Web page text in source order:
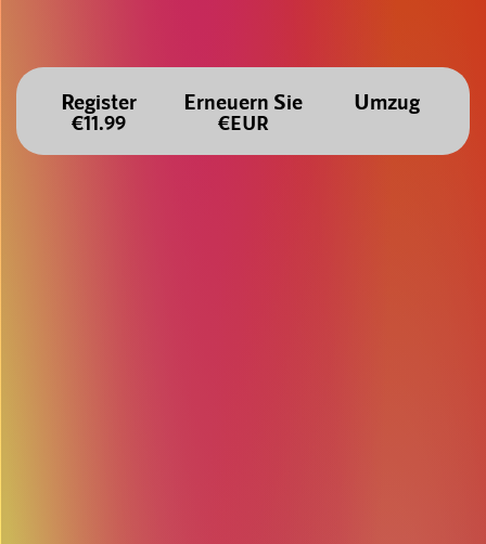
Register
€11.99
Erneuern Sie
€EUR
Umzug